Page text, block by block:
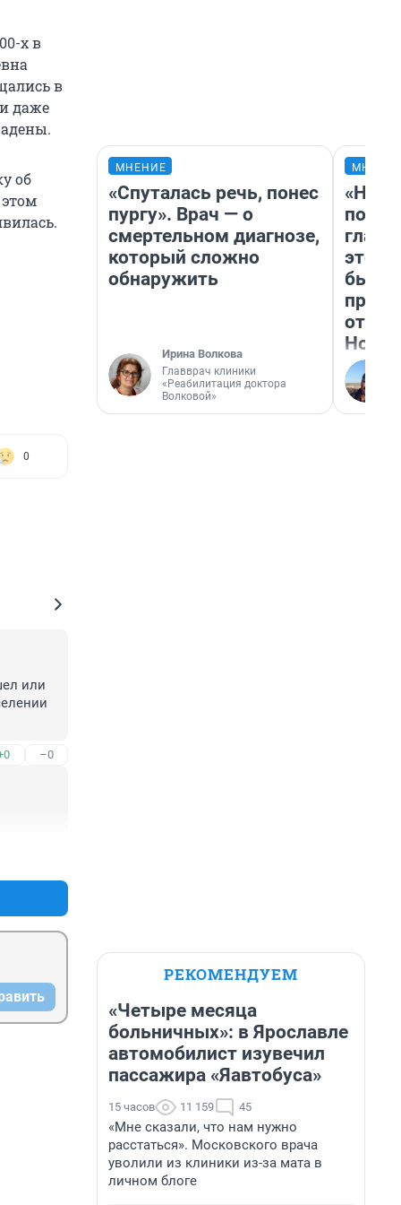
х в
в
даже
об
0
или
–0
МНЕНИЕ
«Спуталась речь, понес
пургу». Врач — о
смертельном диагнозе,
который сложно
обнаружить
Ирина Волкова
Главврач клиники
«Реабилитация доктора
Волковой»
этого
бьет
РЕКОМЕНДУЕМ
«Четыре месяца
больничных»: в Ярославле
автомобилист изувечил
пассажира «Яавтобуса»
15 часов 11 159 45
«Мне сказали, что нам нужно
расстаться». Московского врача
уволили из клиники из-за мата в
личном блоге